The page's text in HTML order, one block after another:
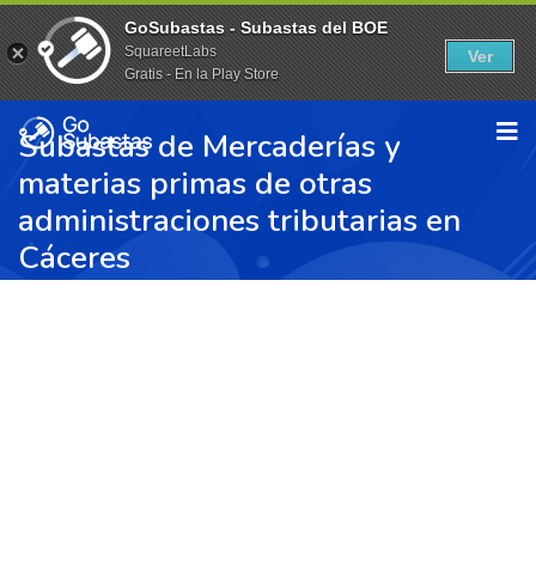
Subastas de Mercaderías y
materias primas de otras
administraciones tributarias en
Cáceres
GoSubastas - Subastas del BOE
SquareetLabs
Gratis - En la Play Store
Ver